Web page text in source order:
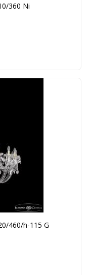
360 Ni
460/h-115 G